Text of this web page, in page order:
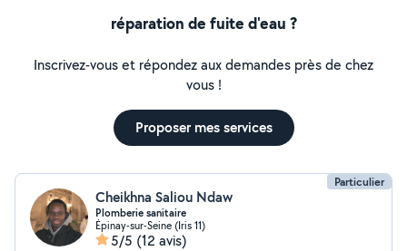
réparation de fuite d'eau ?
Inscrivez-vous et répondez aux demandes près de chez
vous !
Proposer mes services
Particulier
Cheikhna Saliou Ndaw
Plomberie sanitaire
Épinay-sur-Seine (Iris 11)
5/5 (12 avis)